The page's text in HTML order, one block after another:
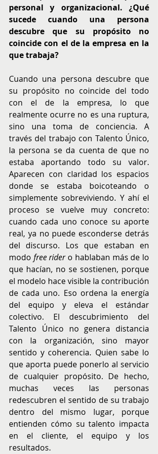
personal y organizacional. ¿Qué
sucede cuando una persona
descubre que su propósito no
coincide con el de la empresa en la
que trabaja?
Cuando una persona descubre que
su propósito no coincide del todo
con el de la empresa, lo que
realmente ocurre no es una ruptura,
sino una toma de conciencia. A
través del trabajo con Talento Único,
la persona se da cuenta de que no
estaba aportando todo su valor.
Aparecen con claridad los espacios
donde se estaba boicoteando o
simplemente sobreviviendo. Y ahí el
proceso se vuelve muy concreto:
cuando cada uno conoce su aporte
real, ya no puede esconderse detrás
del discurso. Los que estaban en
modo free rider o hablaban más de lo
que hacían, no se sostienen, porque
el modelo hace visible la contribución
de cada uno. Eso ordena la energía
del equipo y eleva el estándar
colectivo. El descubrimiento del
Talento Único no genera distancia
con la organización, sino mayor
sentido y coherencia. Quien sabe lo
que aporta puede ponerlo al servicio
de cualquier propósito. De hecho,
muchas veces las personas
redescubren el sentido de su trabajo
dentro del mismo lugar, porque
entienden cómo su talento impacta
en el cliente, el equipo y los
resultados.